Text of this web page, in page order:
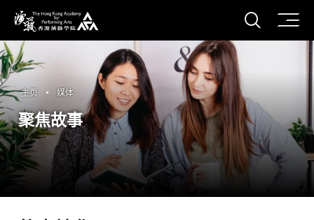
香港演艺学院
打开
主页 媒体
聚焦故事